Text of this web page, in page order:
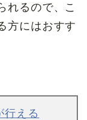
れるので、こ
方にはおすす
行える